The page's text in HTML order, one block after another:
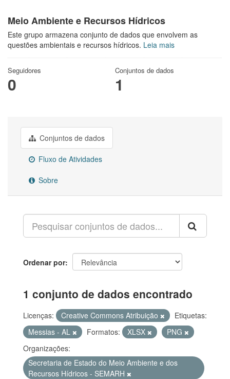
Meio Ambiente e Recursos Hídricos
Este grupo armazena conjunto de dados que envolvem as
questões ambientais e recursos hídricos. Leia mais
Seguidores
0
Conjuntos de dados
1
Conjuntos de dados
Fluxo de Atividades
Sobre
Ordenar por
1 conjunto de dados encontrado
Licenças: Creative Commons Atribuição
Etiquetas:
Messias - AL
Formatos: XLSX
PNG
Organizações:
Secretaria de Estado do Meio Ambiente e dos
Recursos Hídricos - SEMARH